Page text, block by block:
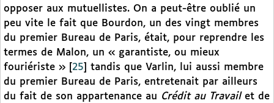
opposer aux mutuellistes. On a peut-être oublié un
peu vite le fait que Bourdon, un des vingt membres
du premier Bureau de Paris, était, pour reprendre les
termes de Malon, un « garantiste, ou mieux
fouriériste »
25
tandis que Varlin, lui aussi membre
du premier Bureau de Paris, entretenait par ailleurs
du fait de son appartenance au Crédit au Travailet de